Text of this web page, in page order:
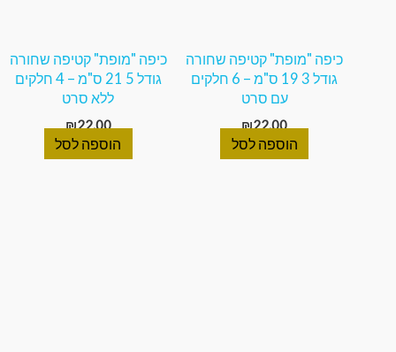
כיפה "מופת" קטיפה שחורה
גודל 3 19 ס"מ – 6 חלקים
עם סרט
₪22.00
הוספה לסל
כיפה "מופת" קטיפה שחורה
גודל 5 21 ס"מ – 4 חלקים
ללא סרט
₪22.00
הוספה לסל